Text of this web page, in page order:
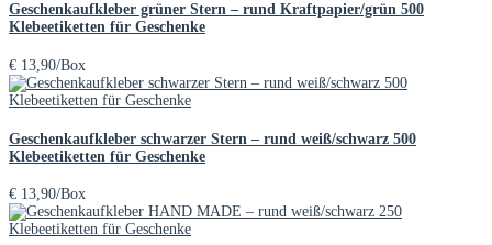
Geschenkaufkleber grüner Stern – rund Kraftpapier/grün 500
Klebeetiketten für Geschenke
€ 13,90/Box
Geschenkaufkleber schwarzer Stern – rund weiß/schwarz 500
Klebeetiketten für Geschenke
€ 13,90/Box